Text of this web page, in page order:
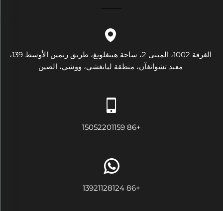
الغرفة 1002، المبنى 2، ساحة هينغلونغ، طريق رنمين الأوسط 139،
معبد تشوانغآن، منطقة ليانغشي، ووشي، الصين
+86 15052201159
+86 13921128124